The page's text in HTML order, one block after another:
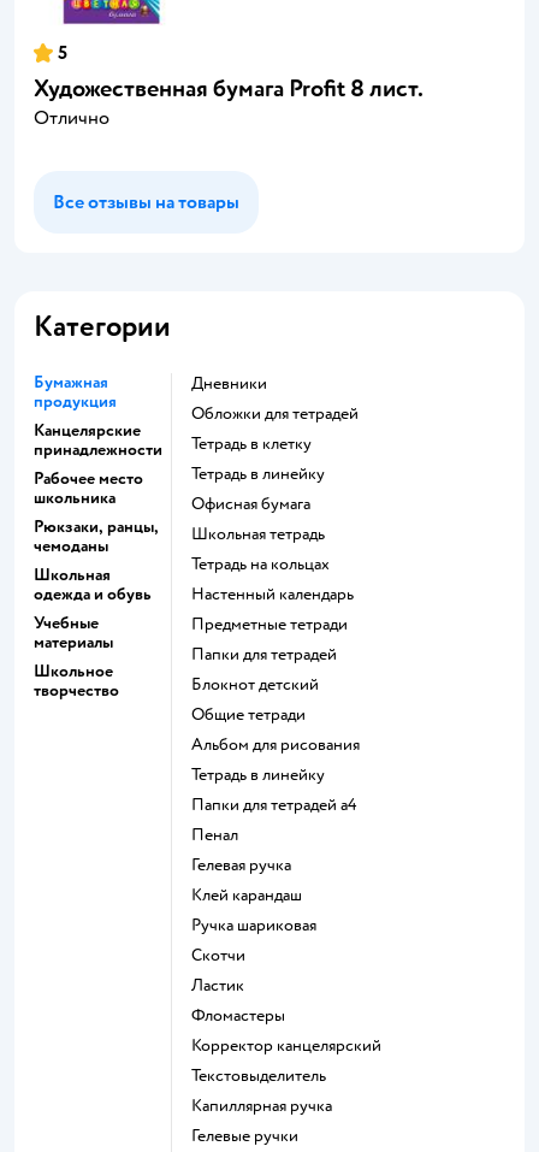
5
Художественная бумага Profit 8 лист.
Отлично
Все отзывы на товары
Категории
Бумажная
продукция
Канцелярские
принадлежности
Рабочее место
школьника
Рюкзаки, ранцы,
чемоданы
Школьная
одежда и обувь
Учебные
материалы
Школьное
творчество
Дневники
Обложки для тетрадей
Тетрадь в клетку
Тетрадь в линейку
Офисная бумага
Школьная тетрадь
Тетрадь на кольцах
Настенный календарь
Предметные тетради
Папки для тетрадей
Блокнот детский
Общие тетради
Альбом для рисования
Тетрадь в линейку
Папки для тетрадей а4
Пенал
Гелевая ручка
Клей карандаш
Ручка шариковая
Скотчи
Ластик
Фломастеры
Корректор канцелярский
Текстовыделитель
Капиллярная ручка
Гелевые ручки